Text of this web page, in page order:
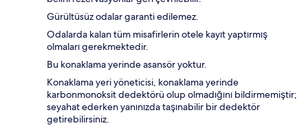
Gürültüsüz odalar garanti edilemez.
Odalarda kalan tüm misafirlerin otele kayıt yaptırmış
olmaları gerekmektedir.
Bu konaklama yerinde asansör yoktur.
Konaklama yeri yöneticisi, konaklama yerinde
karbonmonoksit dedektörü olup olmadığını bildirmemiştir;
seyahat ederken yanınızda taşınabilir bir dedektör
getirebilirsiniz.